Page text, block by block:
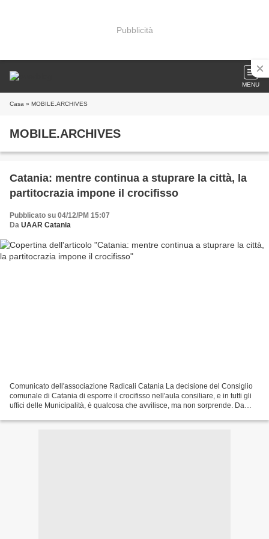
Pubblicità
MENU
Casa » MOBILE.ARCHIVES
MOBILE.ARCHIVES
Catania: mentre continua a stuprare la città, la
partitocrazia impone il crocifisso
Pubblicato su 04/12/PM 15:07
Da UAAR Catania
Comunicato dell'associazione Radicali Catania La decisione del Consiglio
comunale di Catania di esporre il crocifisso nell'aula consiliare, e in tutti gli
uffici delle Municipalità, è qualcosa che avvilisce, ma non sorprende. Da